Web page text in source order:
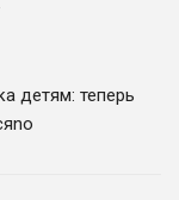
детям: теперь
no